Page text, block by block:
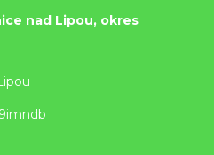
nad Lipou, okres